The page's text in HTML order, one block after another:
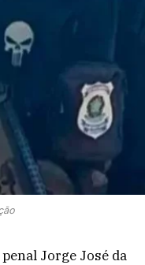
Jorge José da